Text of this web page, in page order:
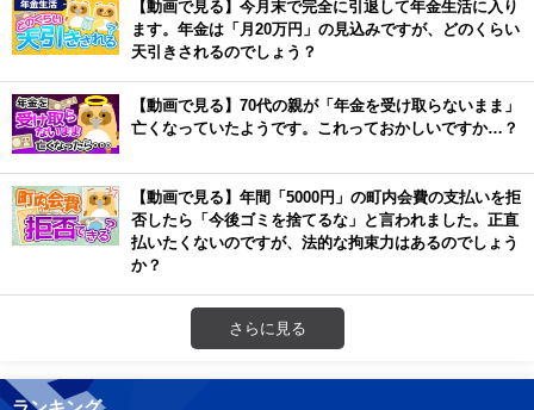
【動画で見る】今月末で完全に引退して年金生活に入り
ます。年金は「月20万円」の見込みですが、どのくらい
天引きされるのでしょう？
【動画で見る】70代の親が「年金を受け取らないまま」
亡くなっていたようです。これっておかしいですか…？
【動画で見る】年間「5000円」の町内会費の支払いを拒
否したら「今後ゴミを捨てるな」と言われました。正直
払いたくないのですが、法的な拘束力はあるのでしょう
か？
さらに見る